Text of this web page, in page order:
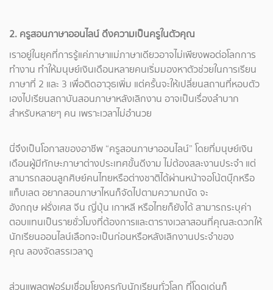
2. ครูสอนภาษาออนไลน์ ดึงความเป็นครูในตัวคุณ
​เราอยู่ในยุคที่การรู้แค่ภาษาแม่ภาษาเดียวอาจไม่เพียงพอต่อโลกการ
ทำงาน ทำให้มนุษย์เงินเดือนหลายคนเริ่มมองหาตัวช่วยในการเรียน
ภาษาที่ 2 และ 3 เพื่อติดอาวุธเพิ่ม แต่ครั้นจะให้เปลี่ยนสถานที่หอบตัว
เองไปเรียนสถาบันสอนภาษาหลังเลิกงาน อาจเป็นเรื่องลำบาก
สำหรับหลายๆ คน เพราะเวลาไม่อำนวย
นี่จึงเป็นโอกาสของอาชีพ “ครูสอนภาษาออนไลน์” โดยที่มนุษย์เงิน
เดือนผู้มีทักษะภาษาต่างประเทศขั้นดีงาม ไม่ต้องสละงานประจำ แต่
สามารถสอนลูกศิษย์คนไทยหรือต่างชาติได้ผ่านหน้าจอโน้ตบุ๊กหรือ
แท็บเลต อยากสอนภาษาไหนก็จัดไปตามความถนัด จะ
อังกฤษ ฝรั่งเศส จีน ญี่ปุ่น เกาหลี หรือไทยก็ยังได้ สามารถระบุค่า
ตอบแทนเป็นรายชั่วโมงที่ต้องการและตารางเวลาสอนที่คุณสะดวกให้
นักเรียนออนไลน์เลือกจะเป็นก่อนหรือหลังเลิกงานประจำของ
คุณ ลองจัดสรรเวลาดู
ส่วนแพลตฟอร์มเชื่อมโยงครกับนักเรียนทั่วโลก ที่โดดเด่นก็